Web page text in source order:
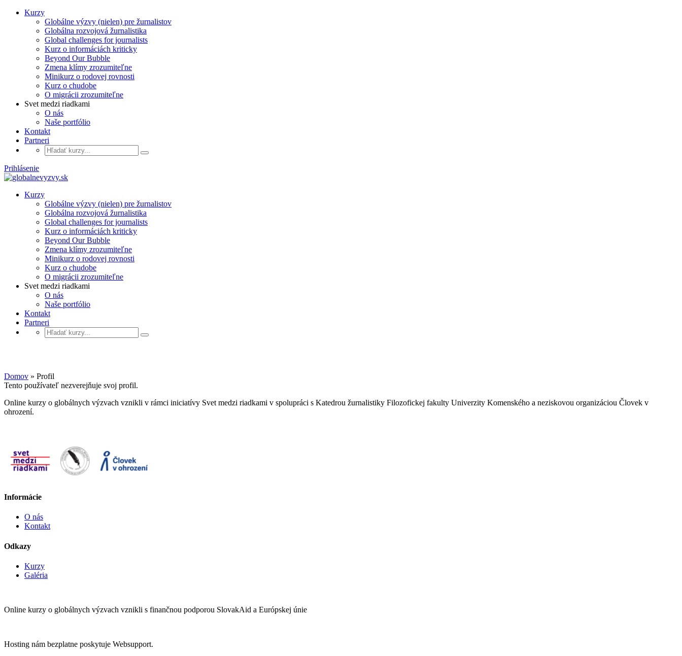
Kurzy
Globálne výzvy (nielen) pre žurnalistov
Globálna rozvojová žurnalistika
Global challenges for journalists
Kurz o informáciách kriticky
Beyond Our Bubble
Zmena klímy zrozumiteľne
Minikurz o rodovej rovnosti
Kurz o chudobe
O migrácii zrozumiteľne
Svet medzi riadkami
O nás
Naše portfólio
Kontakt
Partneri
Prihlásenie
Kurzy
Globálne výzvy (nielen) pre žurnalistov
Globálna rozvojová žurnalistika
Global challenges for journalists
Kurz o informáciách kriticky
Beyond Our Bubble
Zmena klímy zrozumiteľne
Minikurz o rodovej rovnosti
Kurz o chudobe
O migrácii zrozumiteľne
Svet medzi riadkami
O nás
Naše portfólio
Kontakt
Partneri
Domov » Profil
Tento používateľ nezverejňuje svoj profil.
Online kurzy o globálnych výzvach vznikli v rámci iniciatívy Svet medzi riadkami v spolupráci s Katedrou žurnalistiky Filozofickej fakulty Univerzity Komenského a neziskovou organizáciou Človek v
ohrození.
Informácie
O nás
Kontakt
Odkazy
Kurzy
Galéria
Online kurzy o globálnych výzvach vznikli s finančnou podporou SlovakAid a Európskej únie
Hosting nám bezplatne poskytuje Websupport.